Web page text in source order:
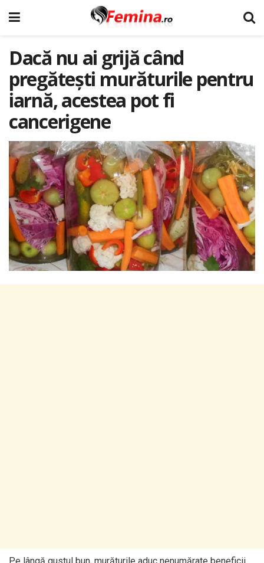
Dacă nu ai grijă când
pregătești murăturile pentru
iarnă, acestea pot fi
cancerigene
Pe lângă gustul bun, murăturile aduc nenumărate beneficii